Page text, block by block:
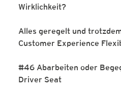
Wirklichkeit?
Alles geregelt und
Customer Experience
#46 Abarbeiten oder
Driver Seat